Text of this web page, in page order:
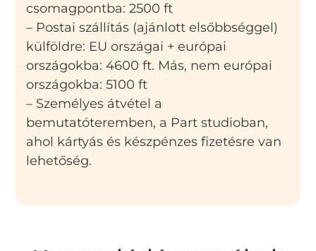
csomagpontba: 2500 ft
– Postai szállítás (ajánlott elsőbbséggel)
külföldre: EU országai + európai
országokba: 4600 ft. Más, nem európai
országokba: 5100 ft
– Személyes átvétel a
bemutatóteremben, a Part studioban,
ahol kártyás és készpénzes fizetésre van
lehetőség.